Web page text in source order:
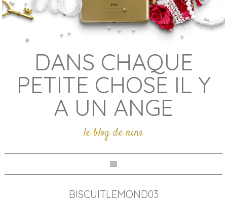
DANS CHAQUE
PETITE CHOSE IL Y
A UN ANGE
le blog de nins
BISCUITLEMOND03